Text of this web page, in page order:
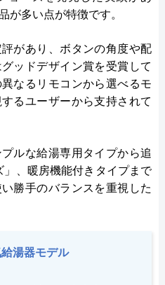
が多い点が特徴です。
があり、ボタンの角度や配
ッドデザイン賞を受賞して
なるリモコンから選べるモ
るユーザーから支持されて
ルな給湯専用タイプから追
、暖房機能付きタイプまで
勝手のバランスを重視した
湯器モデル